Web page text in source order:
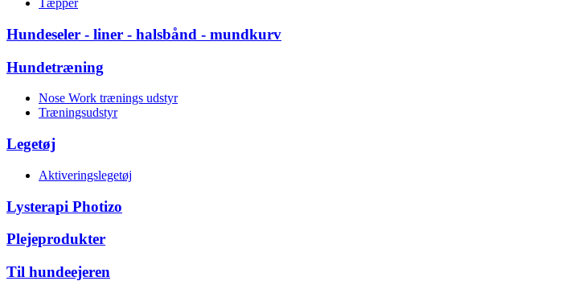
Tæpper
Hundeseler - liner - halsbånd - mundkurv
Hundetræning
Nose Work trænings udstyr
Træningsudstyr
Legetøj
Aktiveringslegetøj
Lysterapi Photizo
Plejeprodukter
Til hundeejeren